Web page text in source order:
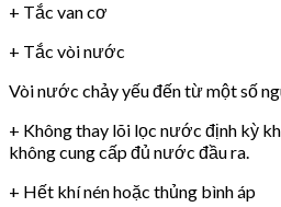
+ Tắc van cơ
+ Tắc vòi nước
Vòi nước chảy yếu đến từ một số
+ Không thay lõi lọc nước định kỳ
không cung cấp đủ nước đầu ra.
+ Hết khí nén hoặc thủng bình áp